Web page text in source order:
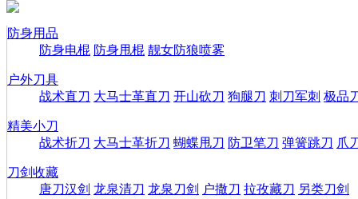
防身用品
防身电棍 防身甩棍 靓女防狼喷雾
户外刀具
战术直刀 大马士革直刀 开山砍刀 狗腿刀 刺刀军刺 极品
精美小刀
战术折刀 大马士革折刀 蝴蝶甩刀 防卫笔刀 弹簧跳刀 爪
刀剑收藏
唐刀汉剑 龙泉清刀 龙泉刀剑 户撒刀 拉孜藏刀 另类刀剑